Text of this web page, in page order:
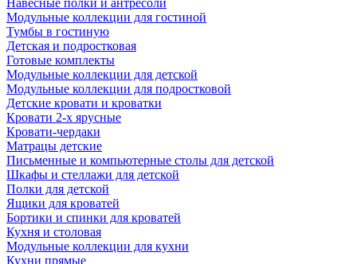
Навесные полки и антресоли
Модульные коллекции для гостиной
Тумбы в гостиную
Детская и подростковая
Готовые комплекты
Модульные коллекции для детской
Модульные коллекции для подростковой
Детские кровати и кроватки
Кровати 2-х ярусные
Кровати-чердаки
Матрацы детские
Письменные и компьютерные столы для детской
Шкафы и стеллажи для детской
Полки для детской
Ящики для кроватей
Бортики и спинки для кроватей
Кухня и столовая
Модульные коллекции для кухни
Кухни прямые